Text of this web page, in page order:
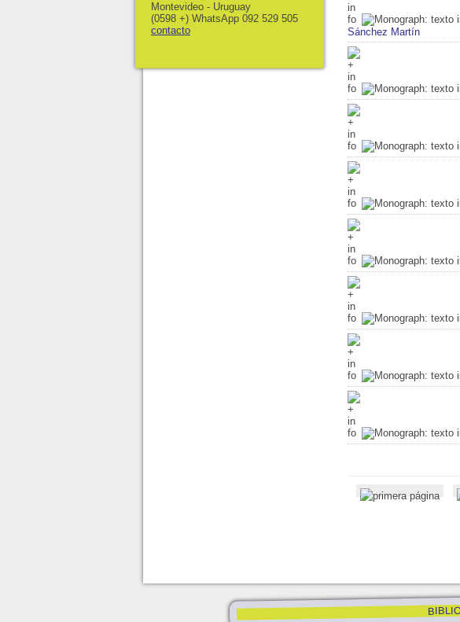
Sánchez Martín
Montevideo - Uruguay
(0598 +) WhatsApp 092 529 505
contacto